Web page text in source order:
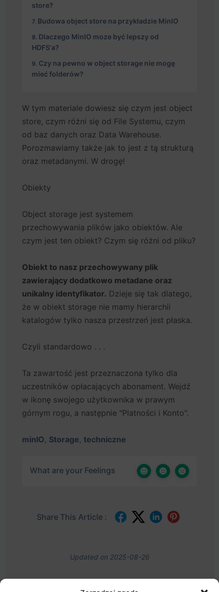
store?
Budowa object store na przykładzie MinIO
Dlaczego MinIO moze być lepszy od
HDFS'a?
Czy na pewno w object storage nie mogę
mieć folderów?
W tym materiale dowiesz się czym jest object
store, czym różni się od File Systemu, czym
od baz danych oraz Data Warehouse.
Porozmawiamy także jak to jest z tą strukturą
oraz metadanymi. W drogę!
Obiekty
Object storage jest systemem
przechowywania plików jako obiektów. Ale
czym jest ten obiekt? Czym się różni od pliku?
Obiekt to nasz przechowywany plik
zawierający dodatkowo metadane oraz
unikalny identyfikator. Dzieje się tak dlatego,
że w obiekt storage nie mamy hierarchii
katalogów tylko nasza przestrzeń jest płaska.
Czyli standardowo . . .
Ta zawartość jest przeznaczona tylko dla
uczestników opłacających abonament. Wejdź
w ikonę swojego użytkownika w prawym
górnym rogu, a następnie "Platności i Konto".
minIO, Storage, techniczne
What are your Feelings
Share This Article :
Updated on 2025-08-26